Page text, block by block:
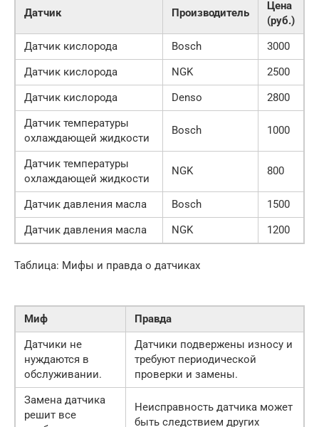
Датчик Производитель
Цена
(руб.)
Датчик кислорода
Bosch
3000
Датчик кислорода
NGK
2500
Датчик кислорода
Denso
2800
Датчик температуры
охлаждающей жидкости
Bosch 1000
Датчик температуры
охлаждающей жидкости
NGK 800
Датчик давления масла Bosch
1500
Датчик давления масла
NGK 1200
Таблица: Мифы и правда о датчиках
Миф
Правда
Датчики не
нуждаются в
обслуживании.
Датчики подвержены износу и
требуют периодической
проверки и замены.
Замена датчика
решит все
Неисправность датчика может
быть следствием других